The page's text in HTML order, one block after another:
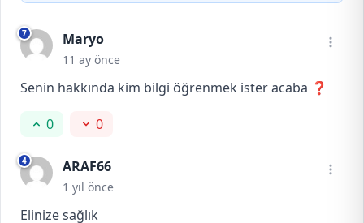
7 Maryo
11 ay önce
Senin hakkında kim bilgi öğrenmek ister acaba ❓
0 0
4 ARAF66
1 yıl önce
Elinize sağlık